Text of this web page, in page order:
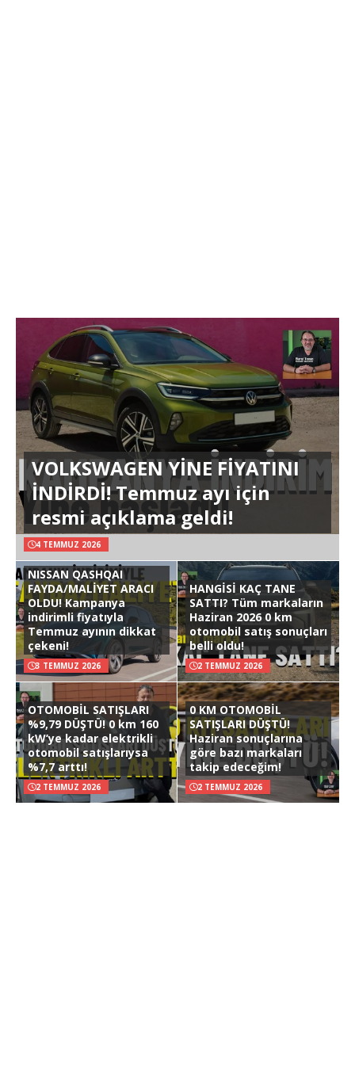
VOLKSWAGEN YİNE FİYATINI
İNDİRDİ! Temmuz ayı için
resmi açıklama geldi!
4 TEMMUZ 2026
NISSAN QASHQAI
FAYDA/MALİYET ARACI
OLDU! Kampanya
indirimli fiyatıyla
Temmuz ayının dikkat
çekeni!
3 TEMMUZ 2026
HANGİSİ KAÇ TANE
SATTI? Tüm markaların
Haziran 2026 0 km
otomobil satış sonuçları
belli oldu!
2 TEMMUZ 2026
OTOMOBİL SATIŞLARI
%9,79 DÜŞTÜ! 0 km 160
kW’ye kadar elektrikli
otomobil satışlarıysa
%7,7 arttı!
2 TEMMUZ 2026
0 KM OTOMOBİL
SATIŞLARI DÜŞTÜ!
Haziran sonuçlarına
göre bazı markaları
takip edeceğim!
2 TEMMUZ 2026